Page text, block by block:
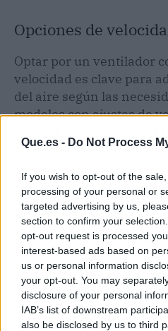
Que.es - Do Not Process
If you wish to opt-out of the
processing of your personal or
targeted advertising by us,
section to confirm your
opt-out request is processed
interest-based ads based on
us or personal information
your opt-out. You may
disclosure of your personal
IAB’s list of downstream
also be disclosed by us to third
Opciones de
Optar por un ventilador
velocidad es clave para
del aire según las
modelos con ajustes de
aumentando así el
En definitiva, los
los ventiladores de
práctica y económica
fresco durante el verano
energética, facilidad de
mantenimiento, y su
circulación del aire los
alternativa perfecta al